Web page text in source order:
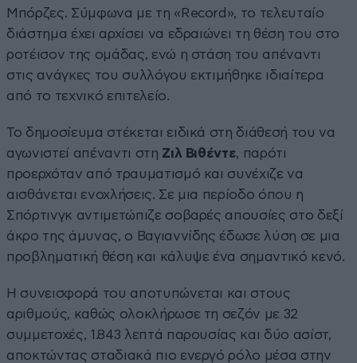
Μπόρζες. Σύμφωνα με τη «Record», το τελευταίο
διάστημα έχει αρχίσει να εδραιώνει τη θέση του στο
ροτέισον της ομάδας, ενώ η στάση του απέναντι
στις ανάγκες του συλλόγου εκτιμήθηκε ιδιαίτερα
από το τεχνικό επιτελείο.
Το δημοσίευμα στέκεται ειδικά στη διάθεσή του να
αγωνιστεί απέναντι στη Ζιλ Βιθέντε, παρότι
προερχόταν από τραυματισμό και συνέχιζε να
αισθάνεται ενοχλήσεις. Σε μια περίοδο όπου η
Σπόρτινγκ αντιμετώπιζε σοβαρές απουσίες στο δεξί
άκρο της άμυνας, ο Βαγιαννίδης έδωσε λύση σε μια
προβληματική θέση και κάλυψε ένα σημαντικό κενό.
Η συνεισφορά του αποτυπώνεται και στους
αριθμούς, καθώς ολοκλήρωσε τη σεζόν με 32
συμμετοχές, 1.843 λεπτά παρουσίας και δύο ασίστ,
αποκτώντας σταδιακά πιο ενεργό ρόλο μέσα στην